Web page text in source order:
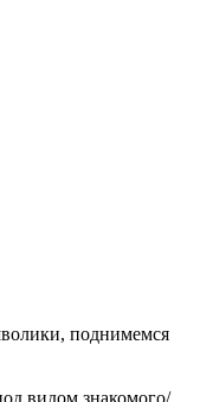
поднимемся